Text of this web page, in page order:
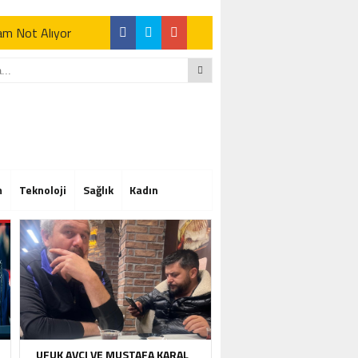
Not Alıyor
Not Alıyor
Teknoloji Sağlık Kadın
UFUK AVCI VE MUSTAFA KARAL